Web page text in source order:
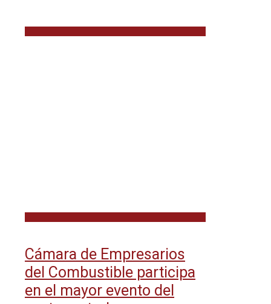
Cámara de Empresarios
del Combustible participa
en el mayor evento del